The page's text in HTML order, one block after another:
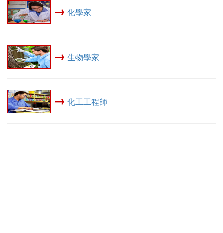
→ 化學家
→ 生物學家
→ 化工工程師